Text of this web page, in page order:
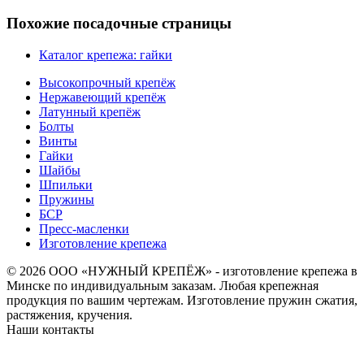
Похожие посадочные страницы
Каталог крепежа: гайки
Высокопрочный крепёж
Нержавеющий крепёж
Латунный крепёж
Болты
Винты
Гайки
Шайбы
Шпильки
Пружины
БСР
Пресс-масленки
Изготовление крепежа
© 2026 ООО «НУЖНЫЙ КРЕПЁЖ» - изготовление крепежа в
Минске по индивидуальным заказам. Любая крепежная
продукция по вашим чертежам. Изготовление пружин сжатия,
растяжения, кручения.
Наши контакты